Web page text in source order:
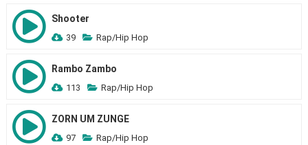
Shooter
39 Rap/Hip Hop
Rambo Zambo
113 Rap/Hip Hop
ZORN UM ZUNGE
97 Rap/Hip Hop